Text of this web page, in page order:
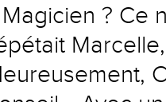
Magicien ? Ce